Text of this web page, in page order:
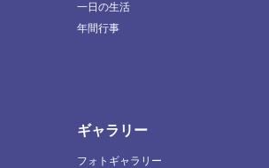
一日の生活
年間行事
ギャラリー
フォトギャラリー